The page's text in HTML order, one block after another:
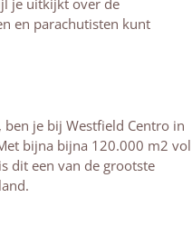
je uitkijkt over de
en parachutisten kunt
je bij Westfield Centro in
bijna bijna 120.000 m2 vol
dit een van de grootste